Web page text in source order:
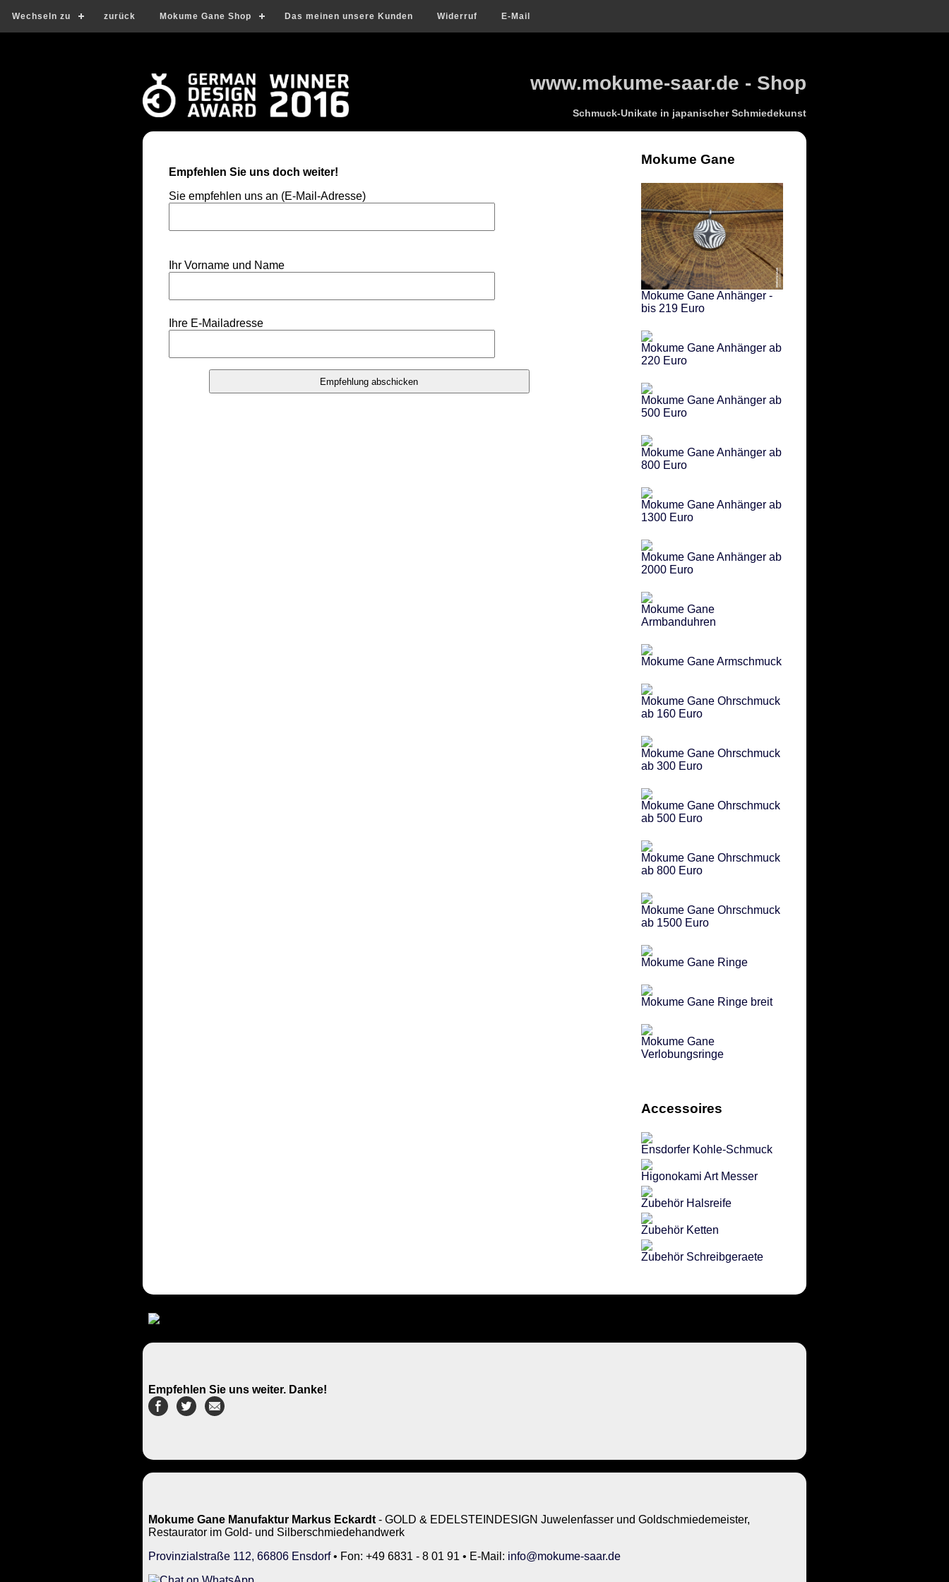
Wechseln zu zurück Mokume Gane Shop Das meinen unsere Kunden Widerruf E-Mail
www.mokume-saar.de - Shop
Schmuck-Unikate in japanischer Schmiedekunst
Empfehlen Sie uns doch weiter!
Sie empfehlen uns an (E-Mail-Adresse)
Ihr Vorname und Name
Ihre E-Mailadresse
Mokume Gane
Mokume Gane Anhänger -
bis 219 Euro
Mokume Gane Anhänger ab
220 Euro
Mokume Gane Anhänger ab
500 Euro
Mokume Gane Anhänger ab
800 Euro
Mokume Gane Anhänger ab
1300 Euro
Mokume Gane Anhänger ab
2000 Euro
Mokume Gane
Armbanduhren
Mokume Gane Armschmuck
Mokume Gane Ohrschmuck
ab 160 Euro
Mokume Gane Ohrschmuck
ab 300 Euro
Mokume Gane Ohrschmuck
ab 500 Euro
Mokume Gane Ohrschmuck
ab 800 Euro
Mokume Gane Ohrschmuck
ab 1500 Euro
Mokume Gane Ringe
Mokume Gane Ringe breit
Mokume Gane
Verlobungsringe
Accessoires
Ensdorfer Kohle-Schmuck
Higonokami Art Messer
Zubehör Halsreife
Zubehör Ketten
Zubehör Schreibgeraete
Empfehlen Sie uns weiter. Danke!
Mokume Gane Manufaktur Markus Eckardt - GOLD & EDELSTEINDESIGN Juwelenfasser und Goldschmiedemeister,
Restaurator im Gold- und Silberschmiedehandwerk
Provinzialstraße 112, 66806 Ensdorf• Fon: +49 6831 - 8 01 91 • E-Mail: info@mokume-saar.de